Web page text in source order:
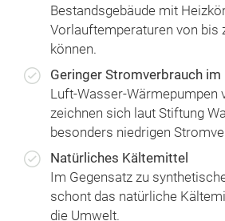
Bestandsgebäude mit
Vorlauftemperaturen von bis
können.
Geringer Stromverbrauch im
Luft-Wasser-Wärmepumpen
zeichnen sich laut Stiftung
besonders niedrigen
Natürliches Kältemittel
Im Gegensatz zu
schont das natürliche
die Umwelt.